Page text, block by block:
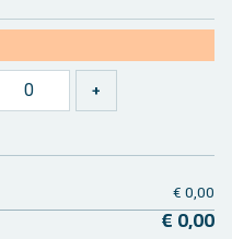
€ 0,00
€ 0,00